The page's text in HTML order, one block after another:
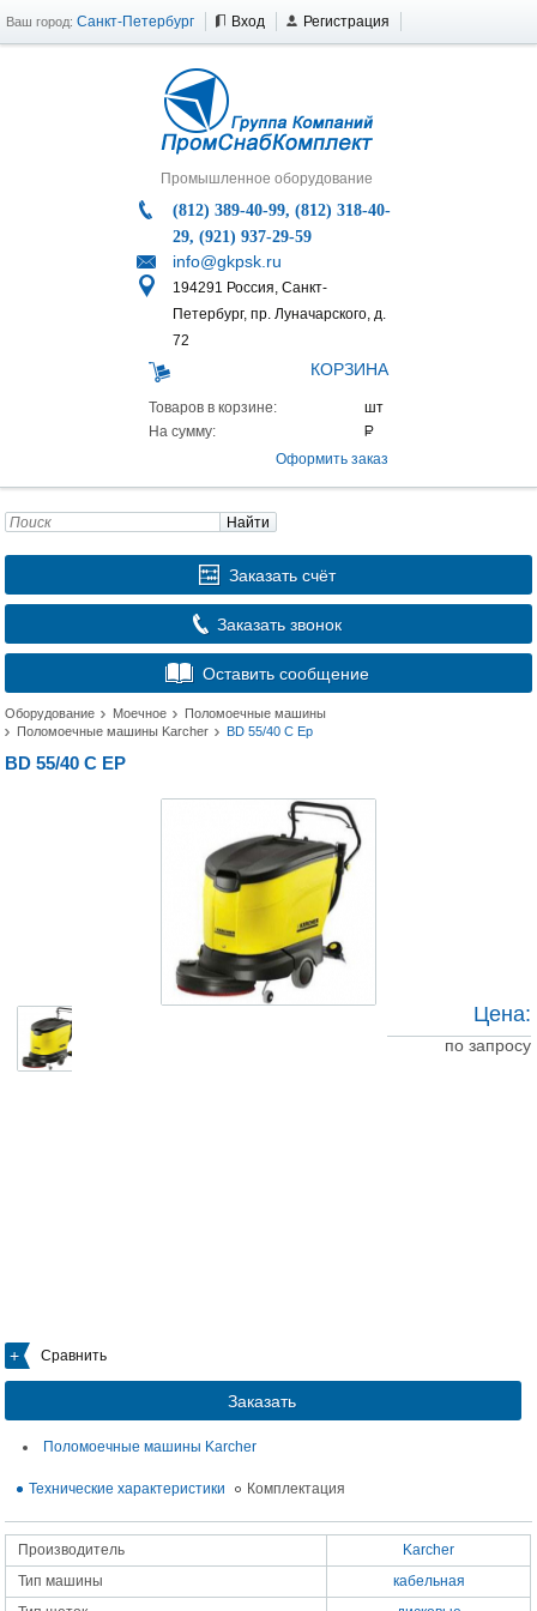
Ваш город: Санкт-Петербург Вход Регистрация
Промышленное оборудование
(812) 389-40-99, (812) 318-40-
29, (921) 937-29-59
info@gkpsk.ru
194291 Россия, Санкт-
Петербург, пр. Луначарского, д.
72
КОРЗИНА
Товаров в корзине:
На сумму:
Оформить заказ
Найти
Заказать счёт
Заказать звонок
Оставить сообщение
Оборудование Моечное
Поломоечные машины
Поломоечные машины Karcher
BD 55/40 C Ep
BD 55/40 C EP
Сравнить
Заказать
Цена:
по запросу
Поломоечные машины Karcher
Технические характеристики Комплектация
Производитель
Karcher
Тип машины
кабельная